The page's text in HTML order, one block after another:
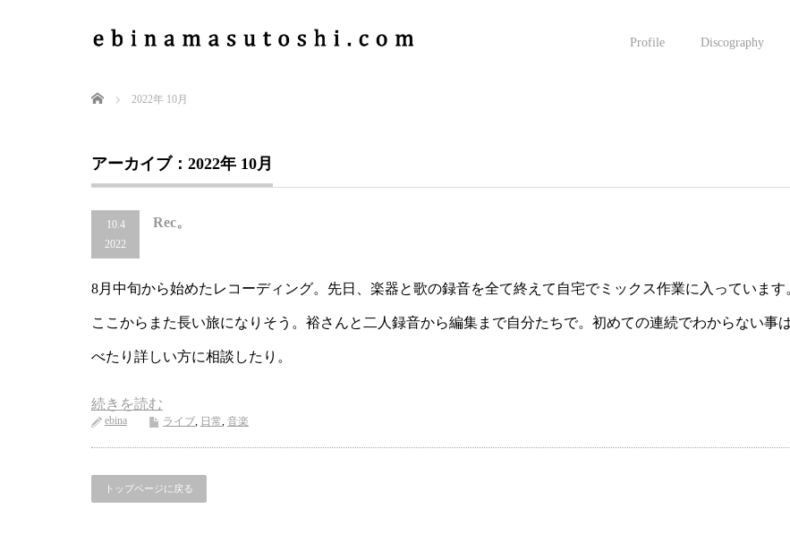
Profile Discography
Home 2022年 10月
アーカイブ：2022年 10月
10.4
2022
Rec。
8月中旬から始めたレコーディング。先日、楽器と歌の録音を全て終えて自宅でミックス作業に入っています
ここからまた長い旅になりそう。裕さんと二人録音から編集まで自分たちで。初めての連続でわからない事
べたり詳しい方に相談したり。
続きを読む
ebina ライブ, 日常, 音楽
トップページに戻る